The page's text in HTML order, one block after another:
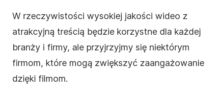
W rzeczywistości wysokiej jakości wideo z
atrakcyjną treścią będzie korzystne dla każdej
branży i firmy, ale przyjrzyjmy się niektórym
firmom, które mogą zwiększyć zaangażowanie
dzięki filmom.